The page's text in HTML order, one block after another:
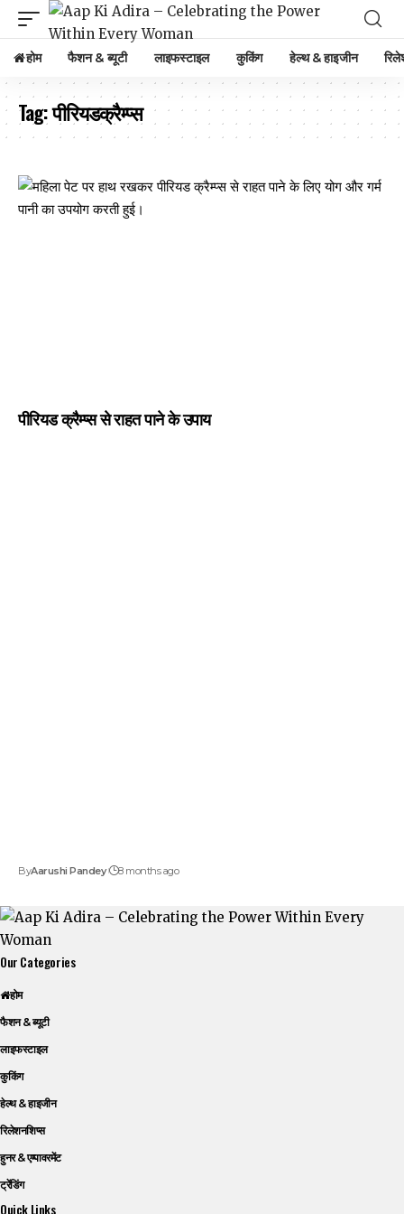
होम फैशन & ब्यूटी लाइफस्टाइल कुकिंग हेल्थ & हाइजीन
Tag:पीरियडक्रैम्प्स
पीरियड क्रैम्प्स से राहत पाने के उपाय
ByAarushi Pandey 8 months ago
Our Categories
होम
फैशन & ब्यूटी
लाइफस्टाइल
कुकिंग
हेल्थ & हाइजीन
रिलेशनशिप्स
हुनर & एम्पावरमेंट
ट्रेंडिंग
Quick Links